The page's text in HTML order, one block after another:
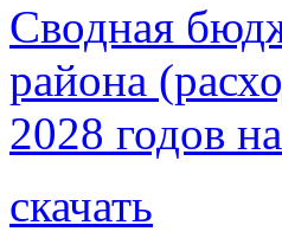
Сводная
района
2028 годов
скачать